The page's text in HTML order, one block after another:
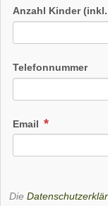
Anzahl Kinder
Telefonnummer
Email
Die